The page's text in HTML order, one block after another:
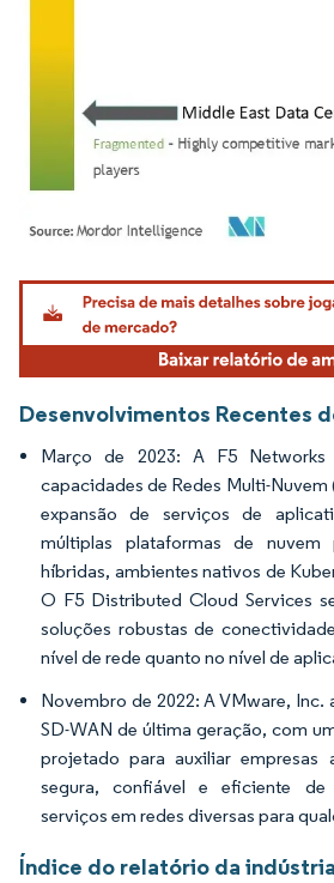
Imagem © Mordor Intelligence. O reuso requer
Desenvolvimentos Recentes
Março de 2023: A F5 Networks
capacidades de Redes Multi-
expansão de serviços de
múltiplas plataformas de nuvem
híbridas, ambientes nativos de
O F5 Distributed Cloud Services
soluções robustas de
nível de rede quanto no nível de
Novembro de 2022: A VMware, Inc.
SD-WAN de última geração, com
projetado para auxiliar empresas
segura, confiável e eficiente
serviços em redes diversas para
Índice do relatório da